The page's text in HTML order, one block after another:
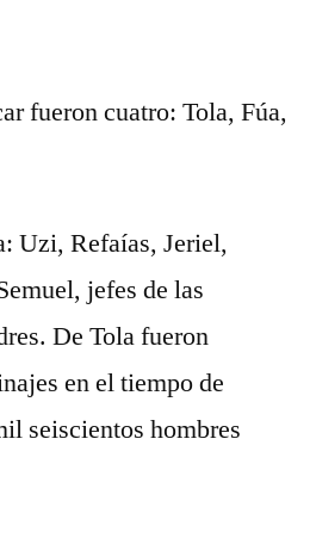
fueron cuatro: Tola, Fúa,
Uzi, Refaías, Jeriel,
jefes de las
De Tola fueron
en el tiempo de
seiscientos hombres